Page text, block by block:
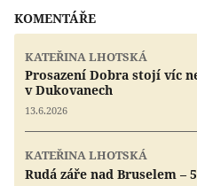
KOMENTÁŘE
KATEŘINA LHOTSKÁ
Prosazení Dobra stojí víc
v Dukovanech
13.6.2026
KATEŘINA LHOTSKÁ
Rudá záře nad Bruselem –